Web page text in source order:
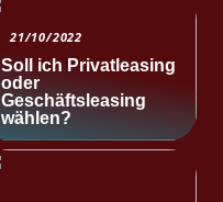
21/10/2022
Soll ich Privatleasing
oder
Geschäftsleasing
wählen?